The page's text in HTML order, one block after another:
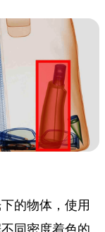
的物体，使用
同密度着色的